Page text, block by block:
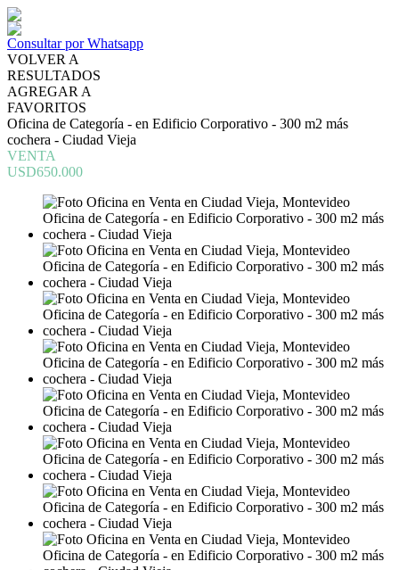
Consultar por Whatsapp
VOLVER A
RESULTADOS
AGREGAR A
FAVORITOS
Oficina de Categoría - en Edificio Corporativo - 300 m2 más
cochera - Ciudad Vieja
VENTA
USD650.000